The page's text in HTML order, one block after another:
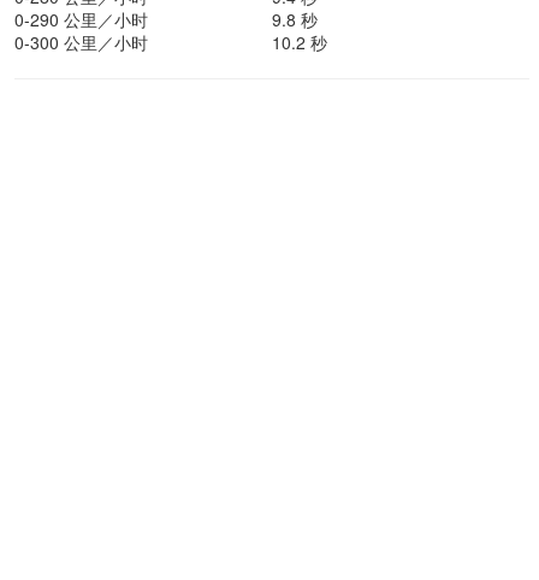
0-290 公里／小时
9.8 秒
0-300 公里／小时
10.2 秒